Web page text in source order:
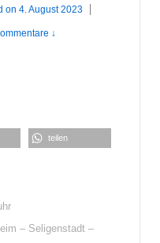
on4. August 2023
↓
teilen
– Seligenstadt –